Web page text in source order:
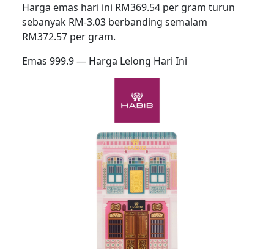
Harga emas hari ini RM369.54 per gram turun
sebanyak RM-3.03 berbanding semalam
RM372.57 per gram.
Emas 999.9 — Harga Lelong Hari Ini